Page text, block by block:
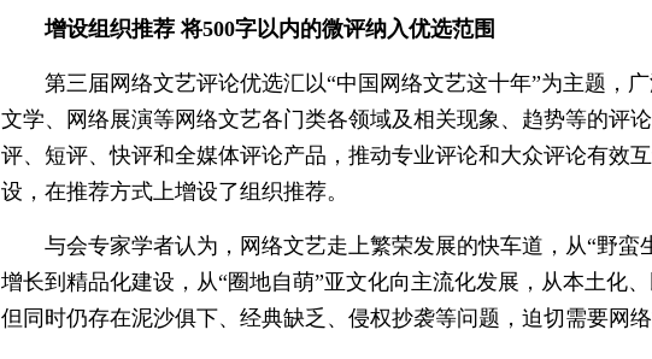
增设组织推荐 将500字以内的微评纳入优选范围
第三届网络文艺评论优选汇以“中国网络文艺这十年”为主题，
文学、网络展演等网络文艺各门类各领域及相关现象、趋势等的评
评、短评、快评和全媒体评论产品，推动专业评论和大众评论有效
设，在推荐方式上增设了组织推荐。
与会专家学者认为，网络文艺走上繁荣发展的快车道，从“野蛮
增长到精品化建设，从“圈地自萌”亚文化向主流化发展，从本土化、
但同时仍存在泥沙俱下、经典缺乏、侵权抄袭等问题，迫切需要网络